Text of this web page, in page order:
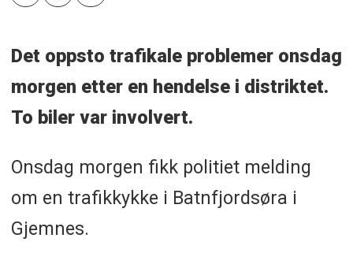
Det oppsto trafikale problemer onsdag
morgen etter en hendelse i distriktet.
To biler var involvert.
Onsdag morgen fikk politiet melding
om en trafikkykke i Batnfjordsøra i
Gjemnes.